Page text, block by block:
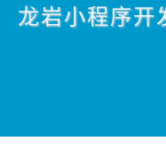
龙岩小程序开